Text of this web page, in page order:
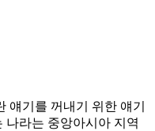
얘기를 꺼내기 위한 얘기
나라는 중앙아시아 지역